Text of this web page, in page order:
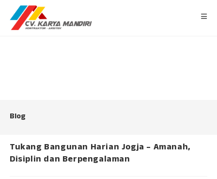
content
Blog
Tukang Bangunan Harian Jogja – Amanah,
Disiplin dan Berpengalaman